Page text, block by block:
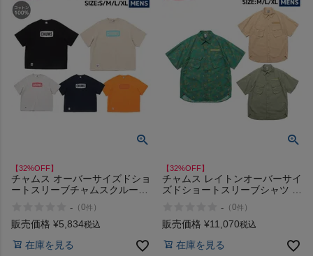
【32%OFF】
チャムス オーバーサイズドショ
ートスリーブチャムスクルート
アウトドア 半袖 シャツ Tシャ
ツ スウェット 綿100% USAコ
セール
- （0件 ）
販売価格 ¥5,834税込
在庫を見る
【32%OFF】
チャムス レイトンオーバーサイ
ズドショートスリーブシャツ カ
ツ 綿100% CHUMS アウトレッ
ト セール
- （0件 ）
販売価格 ¥11,070税込
在庫を見る